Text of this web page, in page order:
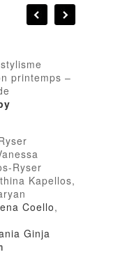
printemps –
Ryser
Kapellos,
Coello,
Ginja